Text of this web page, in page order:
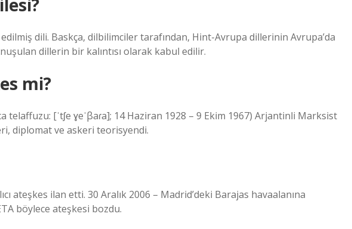
dili. Baskça, dilbilimciler tarafından, Hint-Avrupa dillerinin Avrupa’da
dillerin bir kalıntısı olarak kabul edilir.
mi?
telaffuzu: [ˈtʃe ɣeˈβaɾa]; 14 Haziran 1928 – 9 Ekim 1967) Arjantinli Marksist
diplomat ve askeri teorisyendi.
ateşkes ilan etti. 30 Aralık 2006 – Madrid’deki Barajas havaalanına
böylece ateşkesi bozdu.